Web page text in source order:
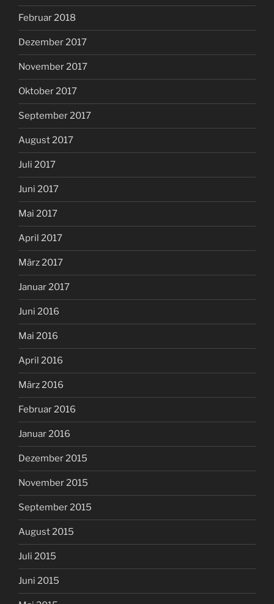
Februar 2018
Dezember 2017
November 2017
Oktober 2017
September 2017
August 2017
Juli 2017
Juni 2017
Mai 2017
April 2017
März 2017
Januar 2017
Juni 2016
Mai 2016
April 2016
März 2016
Februar 2016
Januar 2016
Dezember 2015
November 2015
September 2015
August 2015
Juli 2015
Juni 2015